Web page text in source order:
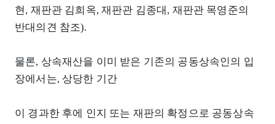
현, 재판관 김희옥, 재판관 김종대, 재판관 목영준의
반대의견 참조).
물론, 상속재산을 이미 받은 기존의 공동상속인의 입
장에서는, 상당한 기간
이 경과한 후에 인지 또는 재판의 확정으로 공동상속